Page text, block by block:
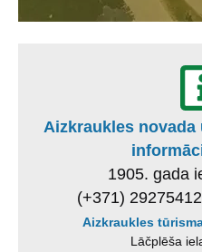
Aizkraukles novada
1905. gada
(+371)
Aizkraukles
Lāčplēša